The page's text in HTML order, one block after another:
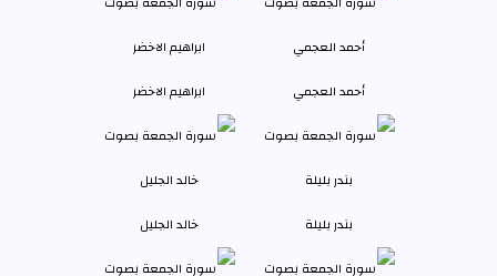
أحمد العجمي ابراهيم الاخضر
بندر بليلة خالد الجليل